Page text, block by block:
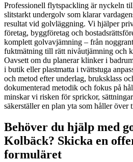
Professionell flytspackling är nyckeln
slitstarkt undergolv som klarar
resultat vid golvläggning. Vi hjälper
företag, byggföretag och
komplett golvavjämning – från
fuktmätning till rätt nivåutjämning och
Oavsett om du planerar klinker i
i butik eller plastmatta i tvättstuga
och metod efter underlag, bruksklass
dokumenterad metodik och fokus på
minskar vi risken för sprickor,
säkerställer en plan yta som håller över
Behöver du hjälp med
Kolbäck? Skicka en
formuläret